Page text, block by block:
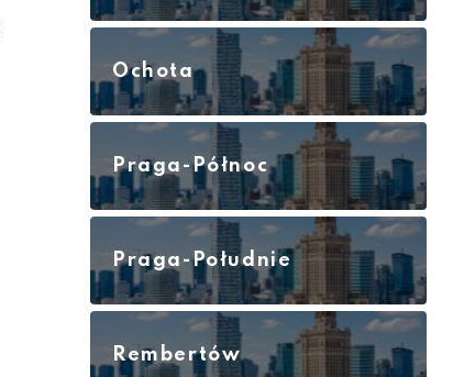
Ochota
Praga-Północ
Praga-Południe
Rembertów